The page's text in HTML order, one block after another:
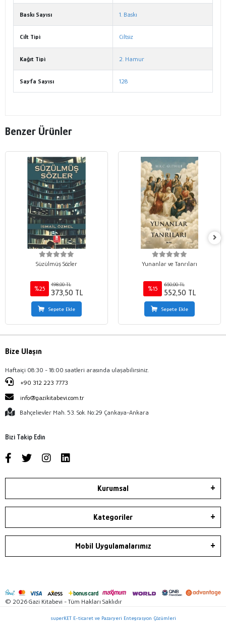
Baskı Sayısı 1. Baskı
Cilt Tipi Ciltsiz
Kağıt Tipi 2. Hamur
Sayfa Sayısı 128
Benzer Ürünler
Süzülmüş Sözler
%25
498,00 TL
373,50 TL
Sepete Ekle
Yunanlar ve Tanrıları
%15
650,00 TL
552,50 TL
Sepete Ekle
Bize Ulaşın
Haftaiçi 08:30 - 18:00 saatleri arasında ulaşabilirsiniz.
+90 312 223 7773
info@gazikitabevi.com.tr
Bahçelievler Mah. 53. Sok. No:29 Çankaya-Ankara
Bizi Takip Edin
Kurumsal
Kategoriler
Mobil Uygulamalarımız
© 2026 Gazi Kitabevi - Tüm Hakları Saklıdır
superKET E-ticaret ve Pazaryeri Entegrasyon Çözümleri